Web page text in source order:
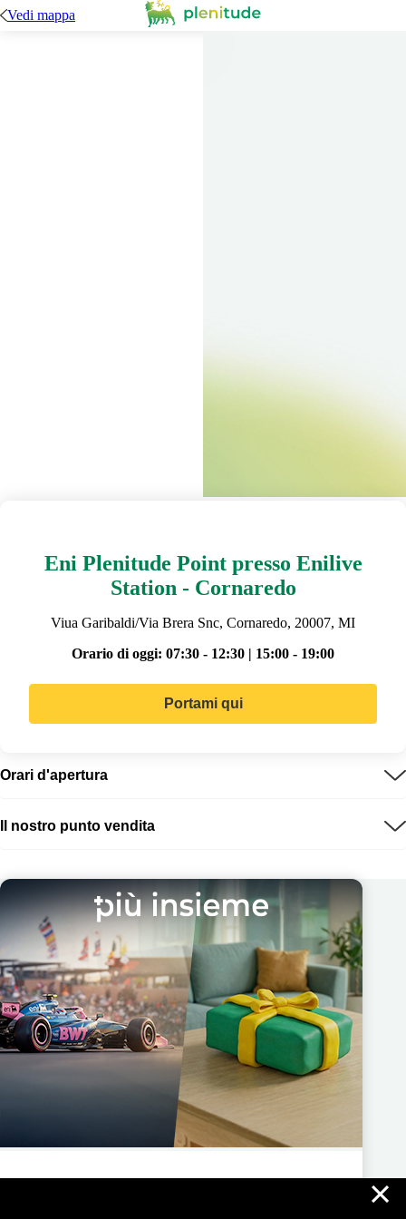
×
Vedi mappa
Eni Plenitude Point presso Enilive
Station - Cornaredo
Viua Garibaldi/Via Brera Snc, Cornaredo, 20007, MI
Orario di oggi: 07:30 - 12:30 | 15:00 - 19:00
Portami qui
Orari d'apertura
Il nostro punto vendita